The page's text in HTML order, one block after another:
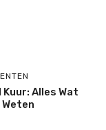
Alles Wat